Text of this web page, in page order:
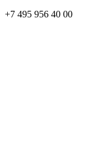
+7 495 956 40 00